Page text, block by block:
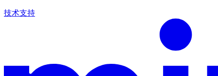
技术支持